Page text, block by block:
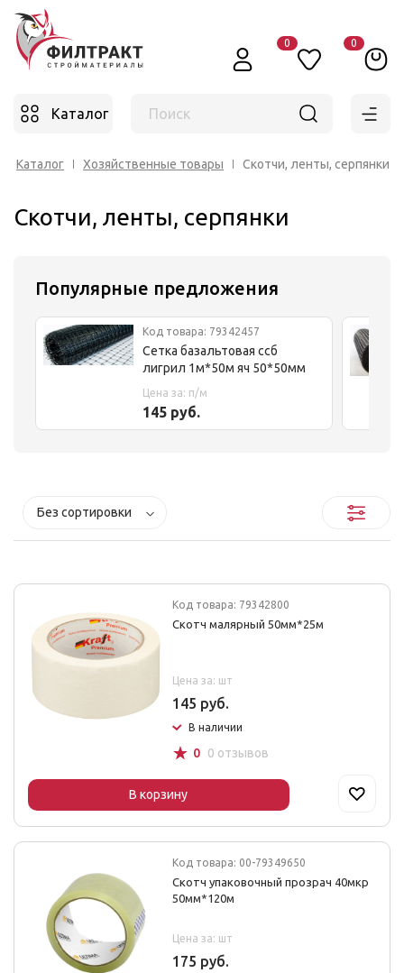
0 0
Каталог Поиск
Каталог Хозяйственные товары Скотчи, ленты, серпянки
Скотчи, ленты, серпянки
Популярные предложения
Код товара: 79342457
Сетка базальтовая ссб
лигрил 1м*50м яч 50*50мм
Цена за: п/м
145 руб.
Без сортировки
Код товара: 79342800
Скотч малярный 50мм*25м
Цена за: шт
145 руб.
В наличии
☆ 0 0 отзывов
В корзину
Код товара: 00-79349650
Скотч упаковочный прозрач 40мкр
50мм*120м
Цена за: шт
175 руб.